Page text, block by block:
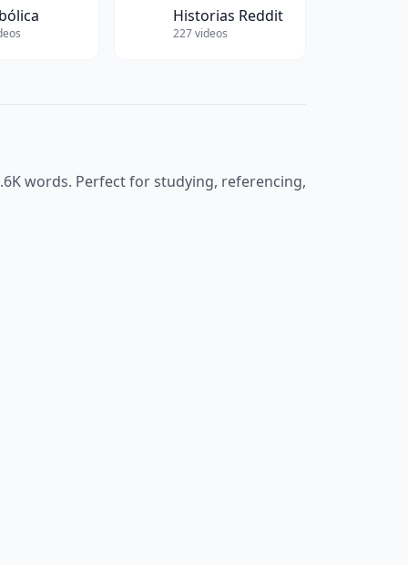
Historias Reddit
227videos
words. Perfect for studying, referencing,